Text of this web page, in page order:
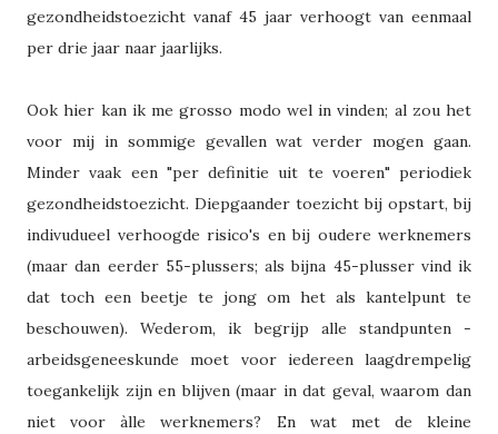
gezondheidstoezicht vanaf 45 jaar verhoogt van eenmaal
per drie jaar naar jaarlijks.
Ook hier kan ik me grosso modo wel in vinden; al zou het
voor mij in sommige gevallen wat verder mogen gaan.
Minder vaak een "per definitie uit te voeren" periodiek
gezondheidstoezicht. Diepgaander toezicht bij opstart, bij
indivudueel verhoogde risico's en bij oudere werknemers
(maar dan eerder 55-plussers; als bijna 45-plusser vind ik
dat toch een beetje te jong om het als kantelpunt te
beschouwen). Wederom, ik begrijp alle standpunten -
arbeidsgeneeskunde moet voor iedereen laagdrempelig
toegankelijk zijn en blijven (maar in dat geval, waarom dan
niet voor àlle werknemers? En wat met de kleine